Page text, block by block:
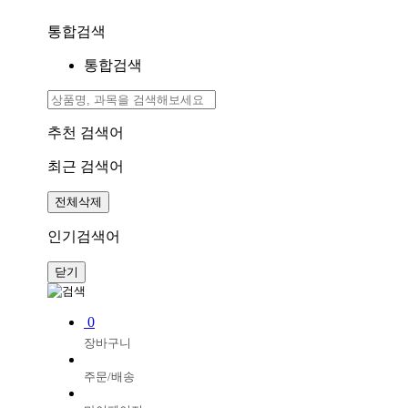
통합검색
통합검색
추천 검색어
최근 검색어
전체삭제
인기검색어
닫기
0
장바구니
주문/배송